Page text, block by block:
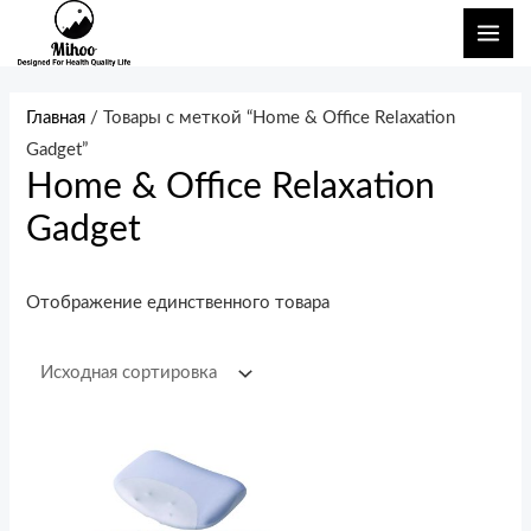
Перейти
Главная / Товары с меткой “Home & Office Relaxation
Gadget”
Home & Office Relaxation
Gadget
Отображение единственного товара